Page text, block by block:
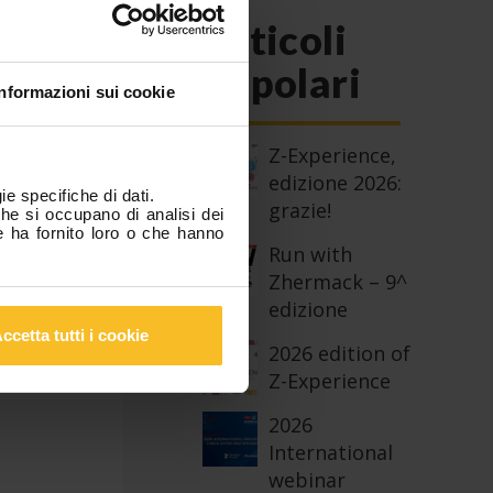
sui cookie
specifiche di dati.
si occupano di analisi dei
ha fornito loro o che hanno
tutti i cookie
Articoli
Popolari
Z-Experience,
edizione 2026:
grazie!
Run with
Zhermack – 9^
edizione
2026 edition of
Z-Experience
2026
International
webinar